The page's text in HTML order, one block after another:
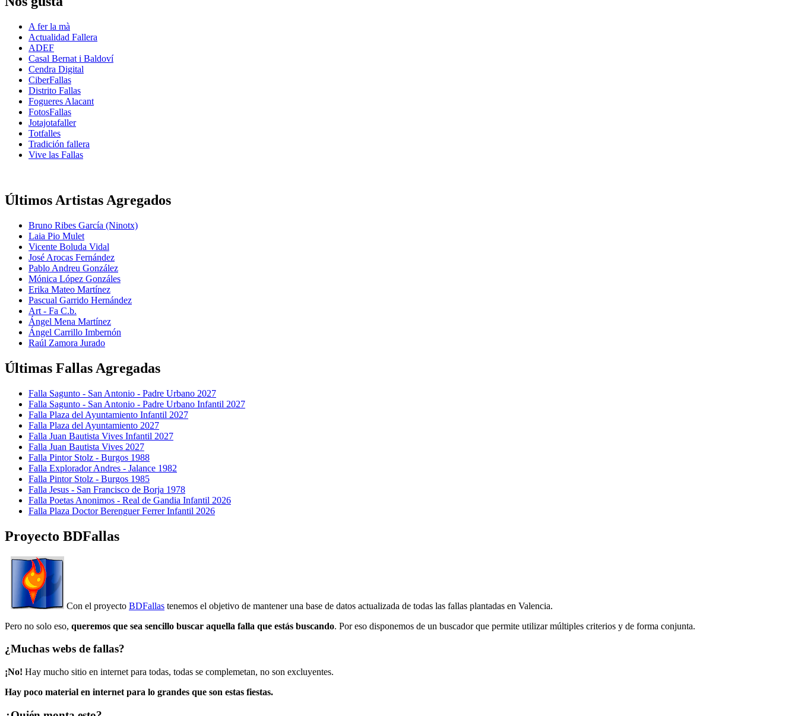
A fer la mà
Actualidad Fallera
ADEF
Casal Bernat i Baldoví
Cendra Digital
CiberFallas
Distrito Fallas
Fogueres Alacant
FotosFallas
Jotajotafaller
Totfalles
Tradición fallera
Vive las Fallas
Últimos Artistas Agregados
Bruno Ribes García (Ninotx)
Laia Pio Mulet
Vicente Boluda Vidal
José Arocas Fernández
Pablo Andreu González
Mónica López Gonzáles
Erika Mateo Martínez
Pascual Garrido Hernández
Art - Fa C.b.
Ángel Mena Martínez
Ángel Carrillo Imbernón
Raúl Zamora Jurado
Últimas Fallas Agregadas
Falla Sagunto - San Antonio - Padre Urbano 2027
Falla Sagunto - San Antonio - Padre Urbano Infantil 2027
Falla Plaza del Ayuntamiento Infantil 2027
Falla Plaza del Ayuntamiento 2027
Falla Juan Bautista Vives Infantil 2027
Falla Juan Bautista Vives 2027
Falla Pintor Stolz - Burgos 1988
Falla Explorador Andres - Jalance 1982
Falla Pintor Stolz - Burgos 1985
Falla Jesus - San Francisco de Borja 1978
Falla Poetas Anonimos - Real de Gandia Infantil 2026
Falla Plaza Doctor Berenguer Ferrer Infantil 2026
Proyecto BDFallas
Con el proyecto BDFallas tenemos el objetivo de mantener una base de datos actualizada de todas las fallas plantadas en Valencia.
Pero no solo eso, queremos que sea sencillo buscar aquella falla que estás buscando. Por eso disponemos de un buscador que permite utilizar múltiples criterios y de forma conjunta.
¿Muchas webs de fallas?
¡No! Hay mucho sitio en internet para todas, todas se complemetan, no son excluyentes.
Hay poco material en internet para lo grandes que son estas fiestas.